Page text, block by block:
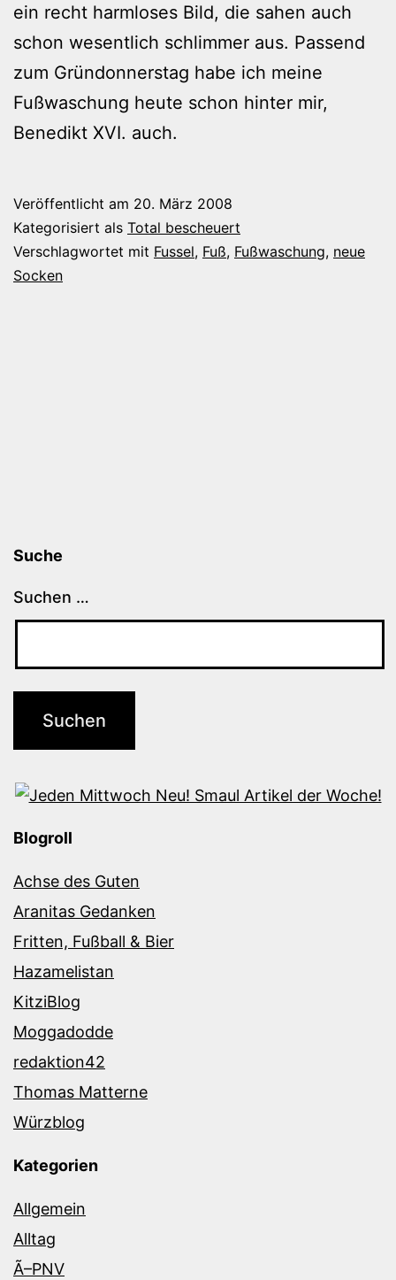
ein recht harmloses Bild, die sahen auch
schon wesentlich schlimmer aus. Passend
zum Gründonnerstag habe ich meine
Fußwaschung heute schon hinter mir,
Benedikt XVI. auch.
Veröffentlicht am 20. März 2008
Kategorisiert als Total bescheuert
Verschlagwortet mit Fussel, Fuß, Fußwaschung, neue
Socken
Suche
Suchen …
Blogroll
Achse des Guten
Aranitas Gedanken
Fritten, Fußball & Bier
Hazamelistan
KitziBlog
Moggadodde
redaktion42
Thomas Matterne
Würzblog
Kategorien
Allgemein
Alltag
Ã–PNV